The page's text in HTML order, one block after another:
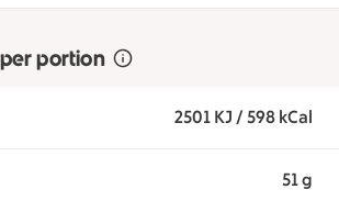
portion
2501 KJ / 598 kCal
51 g